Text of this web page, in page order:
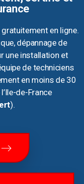
en ligne.
dépannage de
une installation et
de techniciens
en moins de 30
de-France
).